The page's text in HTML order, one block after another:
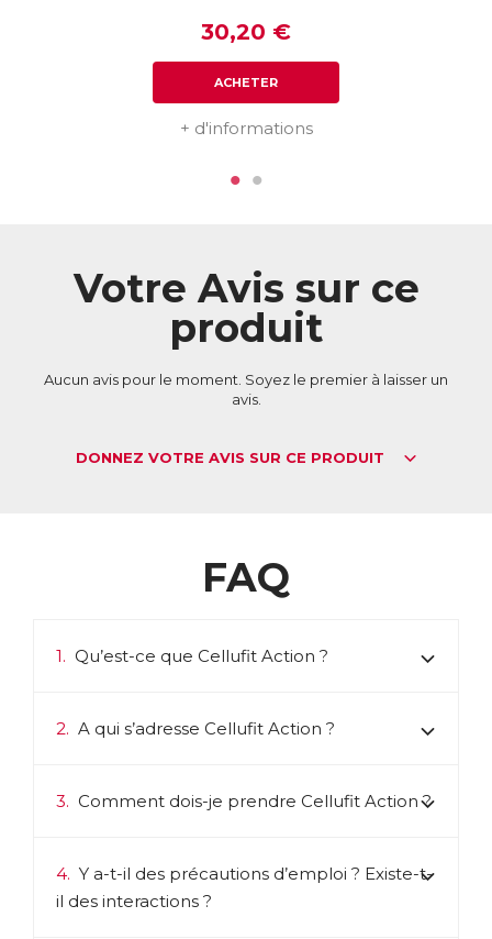
une dose 3 fois plus élevée d’Aronie !
La Vitamine C soutient également la formation de
30,20 €
ACHETER
+ d'informations
Votre Avis sur ce
produit
Aucun avis pour le moment. Soyez le premier à laisser un
avis.
DONNEZ VOTRE AVIS SUR CE PRODUIT
FAQ
1. Qu’est-ce que Cellufit Action ?
2. A qui s’adresse Cellufit Action ?
3. Comment dois-je prendre Cellufit Action ?
4. Y a-t-il des précautions d’emploi ? Existe-t-
il des interactions ?